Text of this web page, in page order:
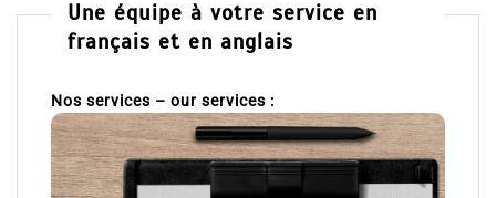
Une équipe à votre service en
français et en anglais
Nos services – our services :